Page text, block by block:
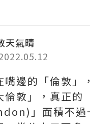
天氣晴
嘴邊的「倫敦」
倫敦」，真正的
」面積不過